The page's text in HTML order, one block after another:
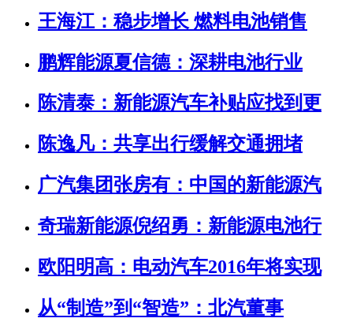
王海江：稳步增长 燃料电池销售
鹏辉能源夏信德：深耕电池行业
陈清泰：新能源汽车补贴应找到更
陈逸凡：共享出行缓解交通拥堵
广汽集团张房有：中国的新能源汽
奇瑞新能源倪绍勇：新能源电池行
欧阳明高：电动汽车2016年将实现
从“制造”到“智造”：北汽董事